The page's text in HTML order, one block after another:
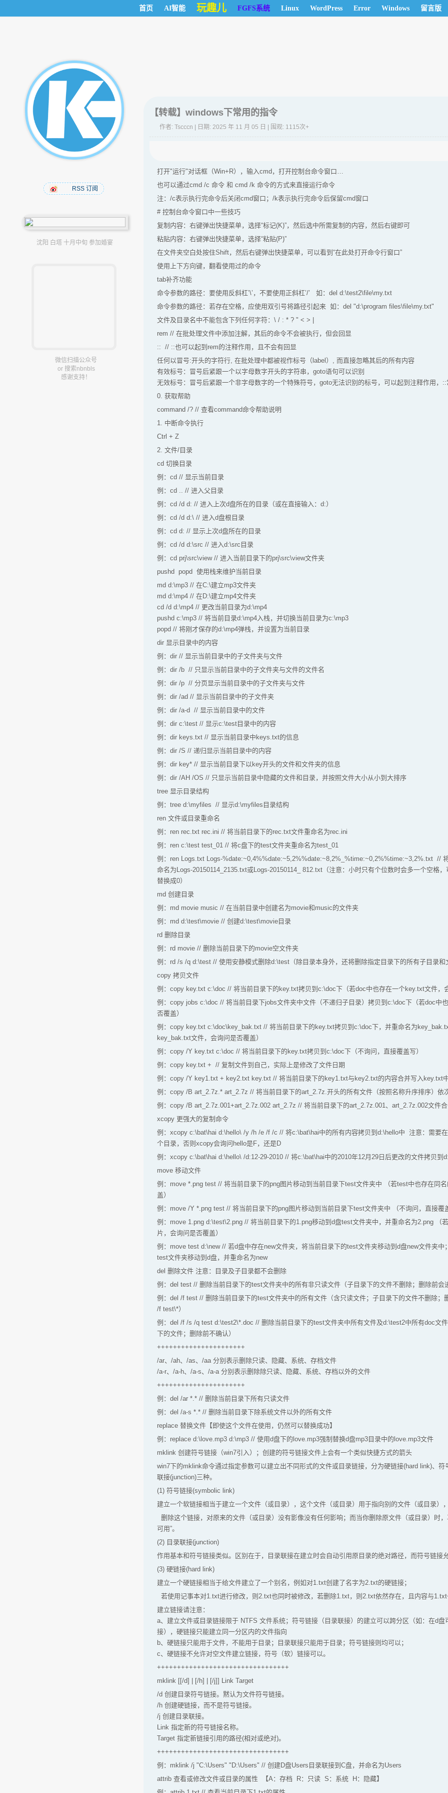
首页 AI智能 玩趣儿 FGFS系统 Linux WordPress Error Windows 留言版
RSS 订阅
沈阳 白塔 十月中旬 参加婚宴
微信扫描公众号
or 搜索nbnbls
感谢支持！
【转载】windows下常用的指令
作者: Tscccn | 日期: 2025 年 11 月 05 日 | 围观: 1115次+
打开"运行"对话框（Win+R），输入cmd，打开控制台命令窗口…
也可以通过cmd /c 命令 和 cmd /k 命令的方式来直接运行命令
注：/c表示执行完命令后关闭cmd窗口；/k表示执行完命令后保留cmd窗口
# 控制台命令窗口中一些技巧
复制内容：右键弹出快捷菜单，选择“标记(K)”，然后选中所需复制的内容，然后右键即可
粘贴内容：右键弹出快捷菜单，选择“粘贴(P)”
在文件夹空白处按住Shift，然后右键弹出快捷菜单，可以看到“在此处打开命令行窗口”
使用上下方向键，翻看使用过的命令
tab补齐功能
命令参数的路径：要使用反斜杠’\’，不要使用正斜杠’/’ 如：del d:\test2\file\my.txt
命令参数的路径：若存在空格，应使用双引号将路径引起来 如：del "d:\program files\file\my.txt"
文件及目录名中不能包含下列任何字符：\ / : * ? " < > |
rem // 在批处理文件中添加注解，其后的命令不会被执行，但会回显
:: // ::也可以起到rem的注释作用，且不会有回显
任何以冒号:开头的字符行, 在批处理中都被视作标号（label）, 而直接忽略其后的所有内容
有效标号：冒号后紧跟一个以字母数字开头的字符串，goto语句可以识别
无效标号：冒号后紧跟一个非字母数字的一个特殊符号，goto无法识别的标号，可以起到注释作用，
0. 获取帮助
command /? // 查看command命令帮助说明
1. 中断命令执行
Ctrl + Z
2. 文件/目录
cd 切换目录
例：cd // 显示当前目录
例：cd .. // 进入父目录
例：cd /d d: // 进入上次d盘所在的目录（或在直接输入：d:）
例：cd /d d:\ // 进入d盘根目录
例：cd d: // 显示上次d盘所在的目录
例：cd /d d:\src // 进入d:\src目录
例：cd prj\src\view // 进入当前目录下的prj\src\view文件夹
pushd popd 使用栈来维护当前目录
md d:\mp3 // 在C:\建立mp3文件夹
md d:\mp4 // 在D:\建立mp4文件夹
cd /d d:\mp4 // 更改当前目录为d:\mp4
pushd c:\mp3 // 将当前目录d:\mp4入栈，并切换当前目录为c:\mp3
popd // 将刚才保存的d:\mp4弹栈，并设置为当前目录
dir 显示目录中的内容
例：dir // 显示当前目录中的子文件夹与文件
例：dir /b // 只显示当前目录中的子文件夹与文件的文件名
例：dir /p // 分页显示当前目录中的子文件夹与文件
例：dir /ad // 显示当前目录中的子文件夹
例：dir /a-d // 显示当前目录中的文件
例：dir c:\test // 显示c:\test目录中的内容
例：dir keys.txt // 显示当前目录中keys.txt的信息
例：dir /S // 递归显示当前目录中的内容
例：dir key* // 显示当前目录下以key开头的文件和文件夹的信息
例：dir /AH /OS // 只显示当前目录中隐藏的文件和目录，并按照文件大小从小到大排序
tree 显示目录结构
例：tree d:\myfiles // 显示d:\myfiles目录结构
ren 文件或目录重命名
例：ren rec.txt rec.ini // 将当前目录下的rec.txt文件重命名为rec.ini
例：ren c:\test test_01 // 将c盘下的test文件夹重命名为test_01
例：ren Logs.txt Logs-%date:~0,4%%date:~5,2%%date:~8,2%_%time:~0,2%%time:~3,2%.txt //
命名为Logs-20150114_2135.txt或Logs-20150114_ 812.txt（注意：小时只有个位数时会多一个空格
替换成0）
md 创建目录
例：md movie music // 在当前目录中创建名为movie和music的文件夹
例：md d:\test\movie // 创建d:\test\movie目录
rd 删除目录
例：rd movie // 删除当前目录下的movie空文件夹
例：rd /s /q d:\test // 使用安静模式删除d:\test（除目录本身外，还将删除指定目录下的所有子目录和
copy 拷贝文件
例：copy key.txt c:\doc // 将当前目录下的key.txt拷贝到c:\doc下（若doc中也存在一个key.txt文件，
例：copy jobs c:\doc // 将当前目录下jobs文件夹中文件（不递归子目录）拷贝到c:\doc下（若doc中
否覆盖）
例：copy key.txt c:\doc\key_bak.txt // 将当前目录下的key.txt拷贝到c:\doc下，并重命名为
key_bak.txt文件，会询问是否覆盖）
例：copy /Y key.txt c:\doc // 将当前目录下的key.txt拷贝到c:\doc下（不询问，直接覆盖写）
例：copy key.txt + // 复制文件到自己，实际上是修改了文件日期
例：copy /Y key1.txt + key2.txt key.txt // 将当前目录下的key1.txt与key2.txt的内容合并写入key.txt
例：copy /B art_2.7z.* art_2.7z // 将当前目录下的art_2.7z.开头的所有文件（按照名称升序排序）依
例：copy /B art_2.7z.001+art_2.7z.002 art_2.7z // 将当前目录下的art_2.7z.001、art_2.7z.002文件
xcopy 更强大的复制命令
例：xcopy c:\bat\hai d:\hello\ /y /h /e /f /c // 将c:\bat\hai中的所有内容拷贝到d:\hello中 注意：需要
个目录，否则xcopy会询问hello是F，还是D
例：xcopy c:\bat\hai d:\hello\ /d:12-29-2010 // 将c:\bat\hai中的2010年12月29日后更改的文件拷贝到
move 移动文件
例：move *.png test // 将当前目录下的png图片移动到当前目录下test文件夹中 （若test中也存在同
盖）
例：move /Y *.png test // 将当前目录下的png图片移动到当前目录下test文件夹中 （不询问，直接覆
例：move 1.png d:\test\2.png // 将当前目录下的1.png移动到d盘test文件夹中，并重命名为2.png （
片，会询问是否覆盖）
例：move test d:\new // 若d盘中存在new文件夹，将当前目录下的test文件夹移动到d盘new文件夹中
test文件夹移动到d盘，并重命名为new
del 删除文件 注意：目录及子目录都不会删除
例：del test // 删除当前目录下的test文件夹中的所有非只读文件（子目录下的文件不删除；删除前会
例：del /f test // 删除当前目录下的test文件夹中的所有文件（含只读文件；子目录下的文件不删除；
/f test\*）
例：del /f /s /q test d:\test2\*.doc // 删除当前目录下的test文件夹中所有文件及d:\test2中所有doc文
下的文件；删除前不确认）
++++++++++++++++++++++
/ar、/ah、/as、/aa 分别表示删除只读、隐藏、系统、存档文件
/a-r、/a-h、/a-s、/a-a 分别表示删除除只读、隐藏、系统、存档以外的文件
++++++++++++++++++++++
例：del /ar *.* // 删除当前目录下所有只读文件
例：del /a-s *.* // 删除当前目录下除系统文件以外的所有文件
replace 替换文件【即使这个文件在使用，仍然可以替换成功】
例：replace d:\love.mp3 d:\mp3 // 使用d盘下的love.mp3强制替换d盘mp3目录中的love.mp3文件
mklink 创建符号链接（win7引入）；创建的符号链接文件上会有一个类似快捷方式的箭头
win7下的mklink命令通过指定参数可以建立出不同形式的文件或目录链接，分为硬链接(hard link)、
联接(junction)三种。
(1) 符号链接(symbolic link)
建立一个软链接相当于建立一个文件（或目录），这个文件（或目录）用于指向别的文件（或目录）
删除这个链接，对原来的文件（或目录）没有影像没有任何影响；而当你删除原文件（或目录）时
可用”。
(2) 目录联接(junction)
作用基本和符号链接类似。区别在于，目录联接在建立时会自动引用原目录的绝对路径，而符号链接
(3) 硬链接(hard link)
建立一个硬链接相当于给文件建立了一个别名，例如对1.txt创建了名字为2.txt的硬链接；
若使用记事本对1.txt进行修改，则2.txt也同时被修改，若删除1.txt，则2.txt依然存在，且内容与1.txt
建立链接请注意：
a、建立文件或目录链接限于 NTFS 文件系统；符号链接（目录联接）的建立可以跨分区（如：在d盘
接），硬链接只能建立同一分区内的文件指向
b、硬链接只能用于文件，不能用于目录；目录联接只能用于目录；符号链接则均可以；
c、硬链接不允许对空文件建立链接，符号（软）链接可以。
+++++++++++++++++++++++++++++++++
mklink [[/d] | [/h] | [/j]] Link Target
/d 创建目录符号链接。黙认为文件符号链接。
/h 创建硬链接，而不是符号链接。
/j 创建目录联接。
Link 指定新的符号链接名称。
Target 指定新链接引用的路径(相对或绝对)。
+++++++++++++++++++++++++++++++++
例：mklink /j "C:\Users" "D:\Users" // 创建D盘Users目录联接到C盘，并命名为Users
attrib 查看或修改文件或目录的属性 【A：存档 R：只读 S：系统 H：隐藏】